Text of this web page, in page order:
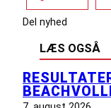
Del nyhed
LÆS OGSÅ